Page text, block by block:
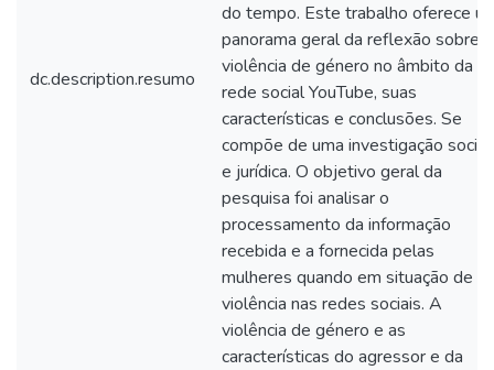
dc.description.resumo
do tempo. Este trabalho oferece
panorama geral da reflexão sobre a
violência de género no âmbito da
rede social YouTube, suas
características e conclusões. Se
compõe de uma investigação social
e jurídica. O objetivo geral da
pesquisa foi analisar o
processamento da informação
recebida e a fornecida pelas
mulheres quando em situação de
violência nas redes sociais. A
violência de género e as
características do agressor e da